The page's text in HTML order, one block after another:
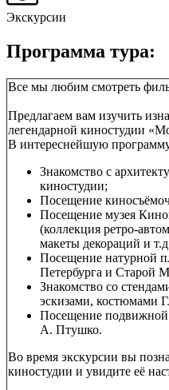
Экскурсии
Программа тура:
Все мы любим смотреть
Предлагаем вам изучить
легендарной киностудии
В интереснейшую
Знакомство с
киностудии;
Посещение
Посещение музея
(коллекция ретро-
макеты декораций и
Посещение натурной
Петербурга и Старой
Знакомство со
эскизами, костюмами
Посещение
А. Птушко.
Во время экскурсии вы
киностудии и увидите её